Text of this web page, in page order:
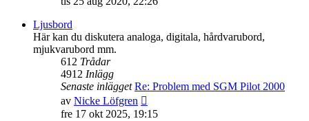
inlägget
Ljusbord
Här kan du diskutera analoga, digitala, hårdvarubord,
mjukvarubord mm.
612 Trådar
4912 Inlägg
Senaste inlägget Re: Problem med SGM Pilot 2000
av Nicke Löfgren
till
fre 17 okt 2025, 19:15